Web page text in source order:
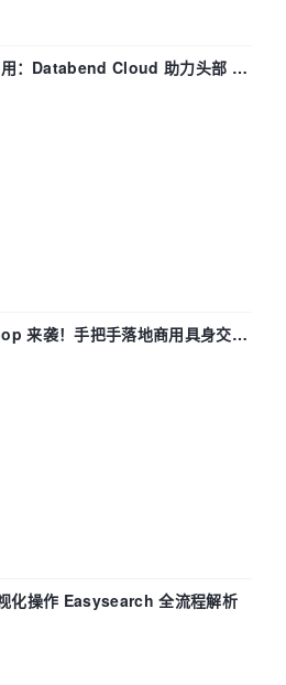
：Databend Cloud 助力头部 AI
管道
来袭！手把手落地商用具身交互
化操作 Easysearch 全流程解析